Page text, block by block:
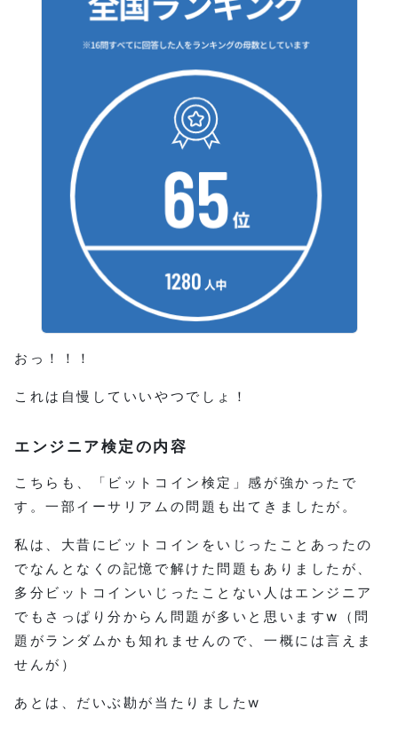
おっ！！！
これは自慢していいやつでしょ！
エンジニア検定の内容
こちらも、「ビットコイン検定」感が強かったで
す。一部イーサリアムの問題も出てきましたが。
私は、大昔にビットコインをいじったことあったの
でなんとなくの記憶で解けた問題もありましたが、
多分ビットコインいじったことない人はエンジニア
でもさっぱり分からん問題が多いと思いますw（問
題がランダムかも知れませんので、一概には言えま
せんが）
あとは、だいぶ勘が当たりましたw